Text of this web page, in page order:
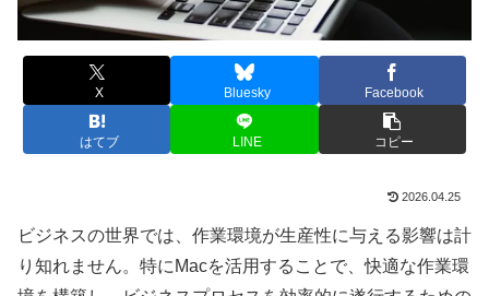
X Bluesky Facebook
はてブ LINE コピー
2026.04.25
ビジネスの世界では、作業環境が生産性に与える影響は計
り知れません。特にMacを活用することで、快適な作業環